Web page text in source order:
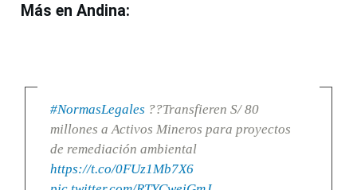
Más en Andina:
#NormasLegales ??Transfieren S/ 80
millones a Activos Mineros para proyectos
de remediación ambiental
https://t.co/0FUz1Mb7X6